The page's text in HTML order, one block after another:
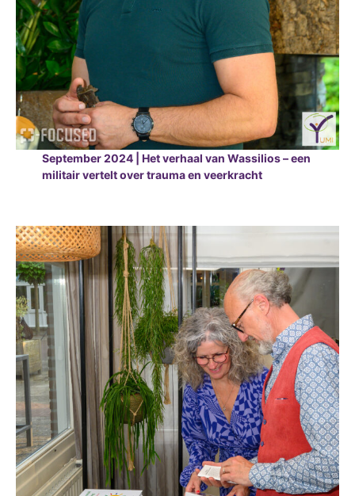
September 2024 | Het verhaal van Wassilios – een
militair vertelt over trauma en veerkracht